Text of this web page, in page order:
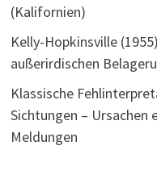
(Kalifornien)
Kelly-Hopkinsville
außerirdischen
Klassische
Sichtungen – Ursachen
Meldungen